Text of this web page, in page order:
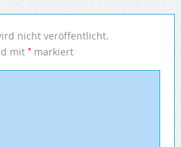
nicht veröffentlicht.
mit *markiert